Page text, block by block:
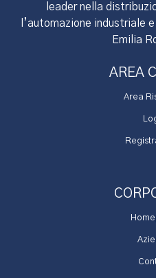
leader nella
l’automazione
Emilia
AREA
Area